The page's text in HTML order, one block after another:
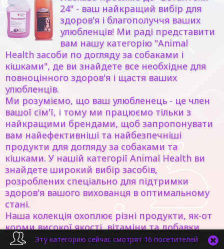
24" - ваш найкращий вибір для
здоров'я і благополуччя ваших
улюбленців! Ми раді представити
вам нашу категорію "Animal
Health засоби по догляду за собаками і
кішками", де ви знайдете все необхідне для
повноцінного здоров'я і щастя ваших
улюбленців.
Ми розуміємо, що ваш улюбленець - це член
вашої сім'ї, і тому ми працюємо тільки з
найкращими брендами, щоб запропонувати
вам найефективніші та найбезпечніші
продукти для догляду за собаками та
кішками. У нашій категорії Animal Health ви
знайдете широкий вибір засобів,
розроблених спеціально для підтримки
здоров'я вашого вихованця в оптимальному
стані.
Наша колекція охоплює різні продукти, як-от
корми високої якості, вітаміни та добавки,
засоби для гігієни та догляду, а також засоби
Эту категорию сейчас смотрят 16 посетителей